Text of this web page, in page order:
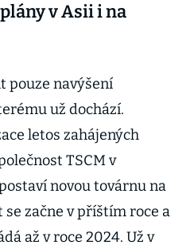
v Asii i na
pouze navýšení
už dochází.
letos zahájených
TSCM v
novou továrnu na
začne v příštím roce a
až v roce 2024. Už v